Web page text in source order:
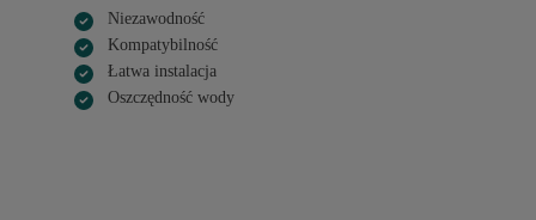
Niezawodność
Kompatybilność
Łatwa instalacja
Oszczędność wody